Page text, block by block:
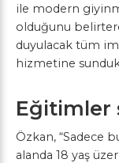
ile modern
olduğunu
duyulacak tüm
hizmetine
Eğitimler
Özkan, “Sadece
alanda 18 yaş